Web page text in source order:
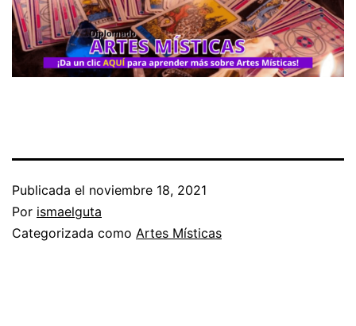
Publicada el noviembre 18, 2021
Por ismaelguta
Categorizada como Artes Místicas